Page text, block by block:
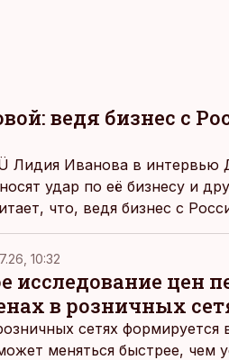
ведя бизнес с
Лидия Иванова в интервью
удар по её бизнесу и
что, ведя бизнес с
рискам, а рассуждать об
10:32
цен
в розничных
сетях формируется
меняться быстрее, чем